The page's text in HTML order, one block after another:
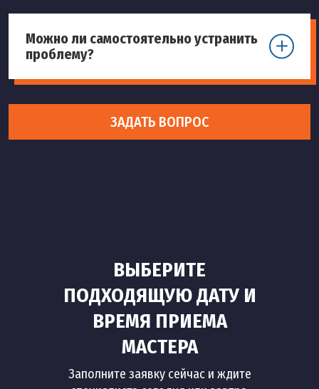
Можно ли самостоятельно устранить
проблему?
ЗАДАТЬ ВОПРОС
ВЫБЕРИТЕ
ПОДХОДЯЩУЮ ДАТУ И
ВРЕМЯ ПРИЕМА
МАСТЕРА
Заполните заявку сейчас и ждите